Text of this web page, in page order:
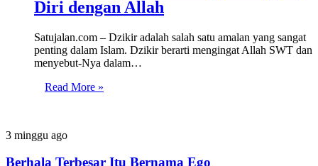
Diri dengan Allah
Satujalan.com – Dzikir adalah salah satu amalan yang sangat
penting dalam Islam. Dzikir berarti mengingat Allah SWT dan
menyebut-Nya dalam…
Read More »
Berhala
Itu
3 minggu ago
Berhala Terbesar Itu Bernama Ego